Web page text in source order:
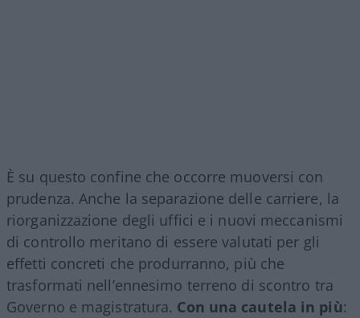
È su questo confine che occorre muoversi con
prudenza. Anche la separazione delle carriere, la
riorganizzazione degli uffici e i nuovi meccanismi
di controllo meritano di essere valutati per gli
effetti concreti che produrranno, più che
trasformati nell’ennesimo terreno di scontro tra
Governo e magistratura. Con una cautela in più: